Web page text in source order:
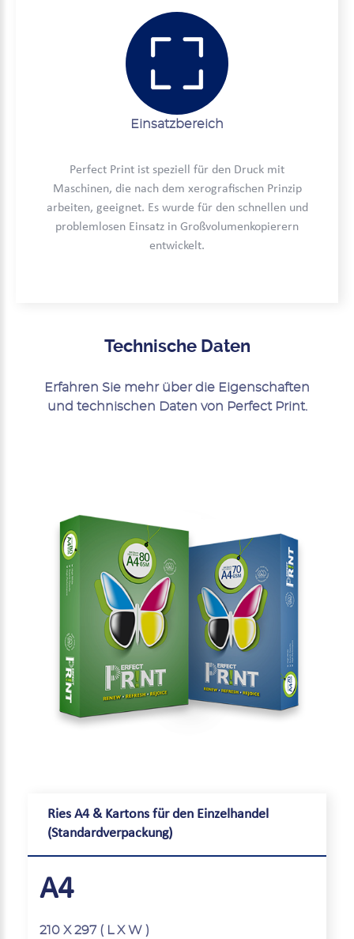
Einsatzbereich
Perfect Print ist speziell für den Druck mit
Maschinen, die nach dem xerografischen Prinzip
arbeiten, geeignet. Es wurde für den schnellen und
problemlosen Einsatz in Großvolumenkopierern
entwickelt.
Technische Daten
Erfahren Sie mehr über die Eigenschaften
und technischen Daten von Perfect Print.
Ries A4 & Kartons für den Einzelhandel
(Standardverpackung)
A4
210 X 297 ( L X W )